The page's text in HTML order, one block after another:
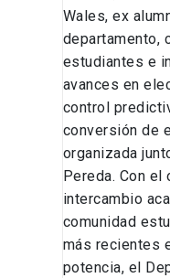
Wales, ex
departamento,
estudiantes e
avances en
control
conversión de
organizada
Pereda. Con
intercambio
comunidad
más recientes
potencia, el